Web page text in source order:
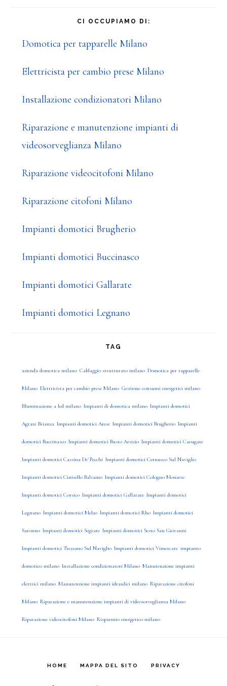
CI OCCUPIAMO DI:
Domotica per tapparelle Milano
Elettricista per cambio prese Milano
Installazione condizionatori Milano
Riparazione e manutenzione impianti di
videosorveglianza Milano
Riparazione videocitofoni Milano
Riparazione citofoni Milano
Impianti domotici Brugherio
Impianti domotici Buccinasco
Impianti domotici Gallarate
Impianti domotici Legnano
TAG
azienda domotica milano Cablaggio strutturato milano Domotica per tapparelle
Milano Elettricista per cambio prese Milano Gestione consumi energetici milano
Illuminazione a led milano Impianti di domotica milano Impianti domotici
Agrate Brianza Impianti domotici Arese Impianti domotici Brugherio Impianti
domotici Buccinasco Impianti domotici Busto Arsizio Impianti domotici Carugate
Impianti domotici Cassina De' Pecchi Impianti domotici Cernusco Sul Naviglio
Impianti domotici Cinisello Balsamo Impianti domotici Cologno Monzese
Impianti domotici Corsico Impianti domotici Gallarate Impianti domotici
Legnano Impianti domotici Melzo Impianti domotici Rho Impianti domotici
Saronno Impianti domotici Segrate Impianti domotici Sesto San Giovanni
Impianti domotici Trezzano Sul Naviglio Impianti domotici Vimercate impianto
domotico milano Installazione condizionatori Milano Manutenzione impianti
elettrici milano Manutenzione impianti idraulici milano Riparazione citofoni
Milano Riparazione e manutenzione impianti di videosorveglianza Milano
Riparazione videocitofoni Milano Risparmio energetico milano
HOME MAPPA DEL SITO PRIVACY